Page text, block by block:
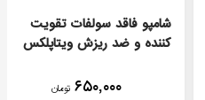
شامپو فاقد سولفات تقویت
کننده و ضد ریزش ویتاپلکس
۶۵۰,۰۰۰ تومان